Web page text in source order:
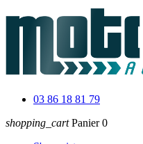
03 86 18 81 79
shopping_cart Panier 0